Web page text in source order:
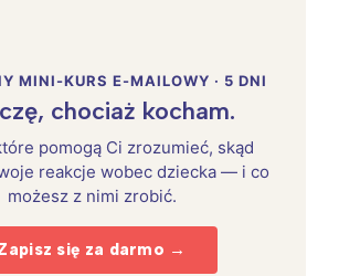
MINI-KURS E-MAILOWY · 5 DNI
chociaż kocham.
pomogą Ci zrozumieć, skąd
reakcje wobec dziecka — i co
możesz z nimi zrobić.
się za darmo →